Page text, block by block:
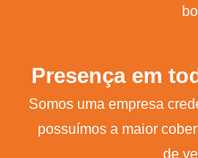
Presença em
Somos uma empresa
possuímos a maior
de